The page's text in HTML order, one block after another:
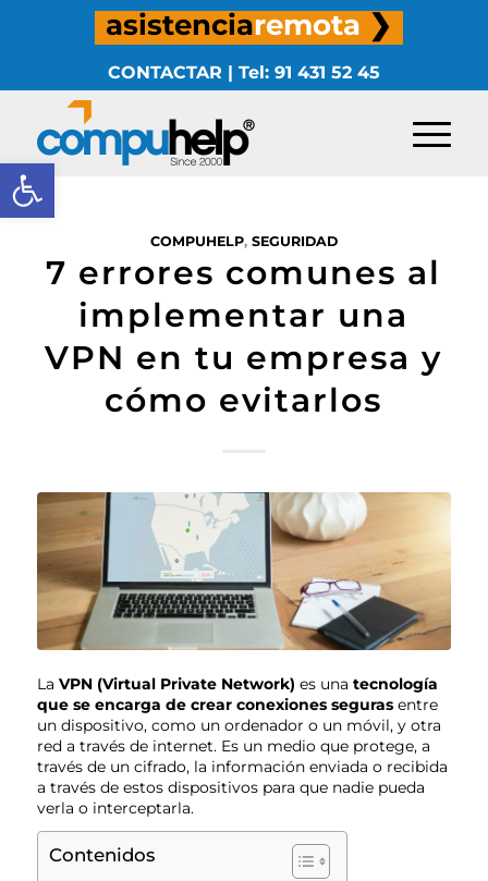
Abrir barra de herramientas
asistenciaremota ❯
CONTACTAR | Tel: 91 431 52 45
COMPUHELP, SEGURIDAD
7 errores comunes al
implementar una
VPN en tu empresa y
cómo evitarlos
La VPN (Virtual Private Network) es una tecnología
que se encarga de crear conexiones seguras entre
un dispositivo, como un ordenador o un móvil, y otra
red a través de internet. Es un medio que protege, a
través de un cifrado, la información enviada o recibida
a través de estos dispositivos para que nadie pueda
verla o interceptarla.
Contenidos